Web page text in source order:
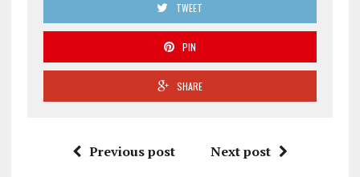
TWEET
PIN
SHARE
Previous post Next post